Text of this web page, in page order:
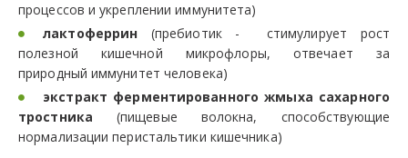
процессов и укреплении иммунитета)
лактоферрин (пребиотик - стимулирует рост
полезной кишечной микрофлоры, отвечает за
природный иммунитет человека)
экстракт ферментированного жмыха сахарного
тростника (пищевые волокна, способствующие
нормализации перистальтики кишечника)